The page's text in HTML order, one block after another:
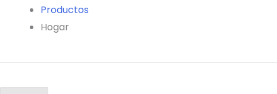
Productos
Hogar